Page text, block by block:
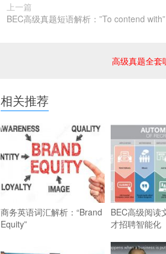
上一篇
BEC高级真题短语解析：”To contend with”
高级真题全套
相关推荐
商务英语词汇解析：“Brand
Equity”
BEC高级阅读
才招聘智能化